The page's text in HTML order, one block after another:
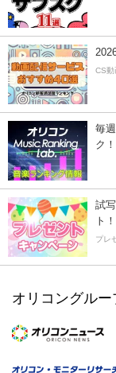
CS動
毎
ク！
試
ト！
プレ
オリコングルー